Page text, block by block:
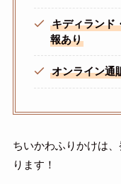
キディランド
報あり
オンライン通
ちいかわふりかけは
ります！